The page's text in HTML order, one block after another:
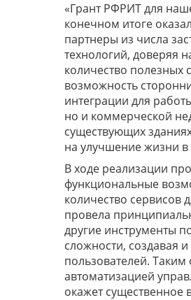
«Грант РФРИТ для
конечном итоге
партнеры из числа
технологий, доверяя
количество полезных
возможность
интеграции для
но и коммерческой
существующих
на улучшение жизни
В ходе реализации
функциональные
количество сервисов
провела
другие инструменты
сложности, создавая
пользователей.
автоматизацией
окажет